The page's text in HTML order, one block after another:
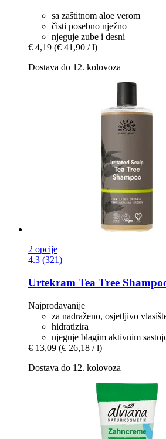
sa zaštitnom aloe verom
čisti posebno nježno
njeguje zube i desni
€ 4,19 (€ 41,90 / l)
Dostava do 12. kolovoza
2 opcije
4.3 (321)
Urtekram Tea Tree
Najprodavanije
za nadraženo, osjetljivo
hidratizira
njeguje blagim aktivnim
€ 13,09 (€ 26,18 / l)
Dostava do 12. kolovoza